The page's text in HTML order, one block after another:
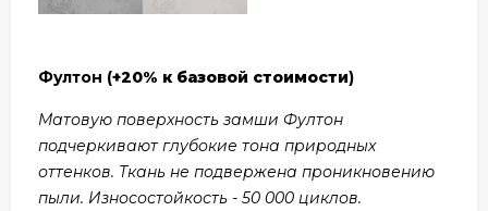
Фултон (+20% к базовой стоимости)
Матовую поверхность замши Фултон
подчеркивают глубокие тона природных
оттенков. Ткань не подвержена проникновению
пыли. Износостойкость - 50 000 циклов.